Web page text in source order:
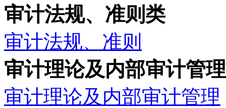
审计法规、准则类
审计法规、准则
审计理论及内部审计管
审计理论及内部审计管理